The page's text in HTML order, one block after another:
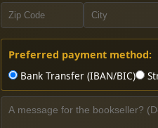
Preferred payment method:
Bank Transfer (IBAN/BIC)